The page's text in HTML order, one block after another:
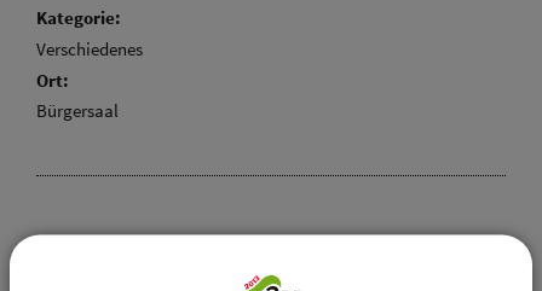
Kategorie:
Verschiedenes
Ort:
Bürgersaal